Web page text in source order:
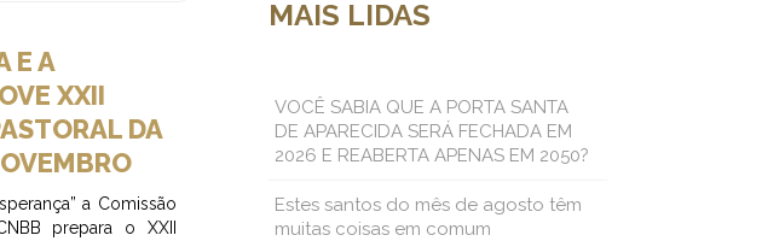
E A
XXII
DA
a Comissão
prepara o XXII
MAIS LIDAS
VOCÊ SABIA QUE A PORTA SANTA
DE APARECIDA SERÁ FECHADA EM
2026 E REABERTA APENAS EM 2050?
Estes santos do mês de agosto têm
muitas coisas em comum